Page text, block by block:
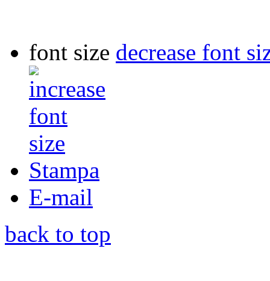
font size decrease font
Stampa
E-mail
back to top